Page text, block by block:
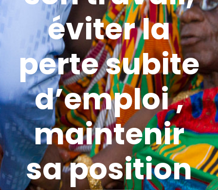
éviter la
perte subite
d’emploi ,
maintenir
sa position